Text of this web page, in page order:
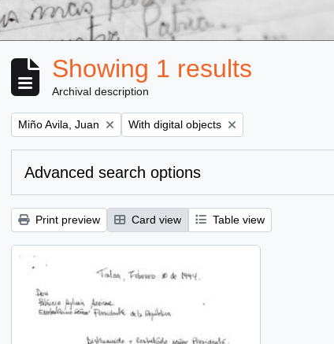
Showing 1 results
Archival description
Remove filter:
Miño Avila, Juan Remove filter:
With digital objects
Advanced search options
Print preview Card view Table view